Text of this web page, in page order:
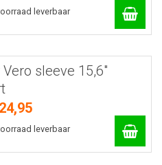
leverbaar
sleeve 15,6"
24,95
leverbaar